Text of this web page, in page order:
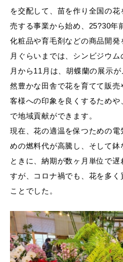
を交配して、苗を作り全国の
売する事業から始め、25?30年
化粧品や育毛剤などの商品開
月ぐらいまでは、シンビジウ
月から11月は、胡蝶蘭の展示
然豊かな田舎で花を育てて販
客様への印象を良くするためや
で地域貢献ができます。
現在、花の適温を保つための電
めの燃料代が高騰し、そして鉢
ときに、納期が数ヶ月単位で遅
すが、コロナ禍でも、花を多く
ことでした。